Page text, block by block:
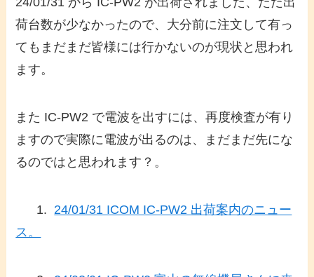
荷台数が少なかったので、大分前に注文して有っ
てもまだまだ皆様には行かないのが現状と思われ
ます。
また IC-PW2 で電波を出すには、再度検査が有り
ますので実際に電波が出るのは、まだまだ先にな
るのではと思われます？。
1. 24/01/31 ICOM IC-PW2 出荷案内のニュー
ス。